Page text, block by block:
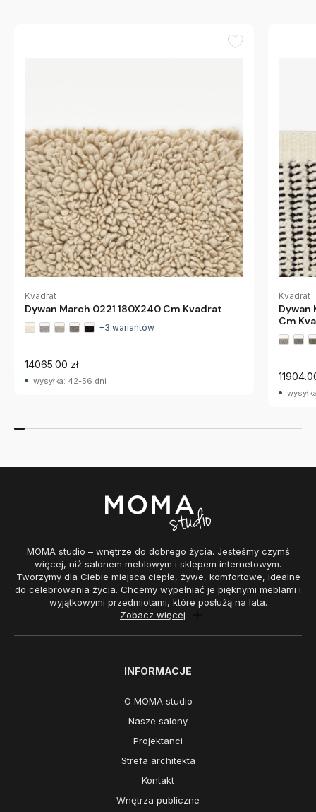
Kvadrat
Dywan March 0221 180X240 Cm Kvadrat
+3 wariantów
14065.00 zł
wysyłka: 42-56 dni
Kvadrat
Dywan
Cm
MOMA studio – wnętrze do dobrego życia. Jesteśmy czymś
więcej, niż salonem meblowym i sklepem internetowym.
Tworzymy dla Ciebie miejsca ciepłe, żywe, komfortowe, idealne
do celebrowania życia. Chcemy wypełniać je pięknymi meblami i
wyjątkowymi przedmiotami, które posłużą na lata.
Zobacz więcej
INFORMACJE
O MOMA studio
Nasze salony
Projektanci
Strefa architekta
Kontakt
Wnętrza publiczne